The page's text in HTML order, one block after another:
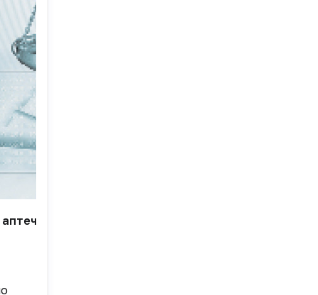
пунктом и провизор. При